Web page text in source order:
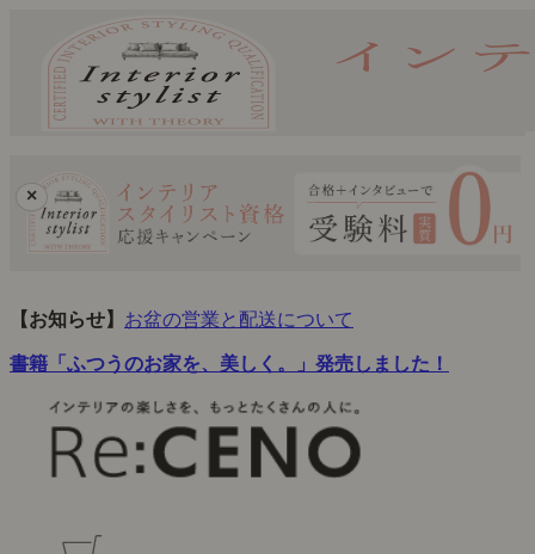
×
【お知らせ】 お盆の営業と配送について
書籍「ふつうのお家を、美しく。」発売しました！